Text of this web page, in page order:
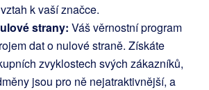
k vaší značce.
strany: Váš věrnostní program
dat o nulové straně. Získáte
zvyklostech svých zákazníků,
jsou pro ně nejatraktivnější, a